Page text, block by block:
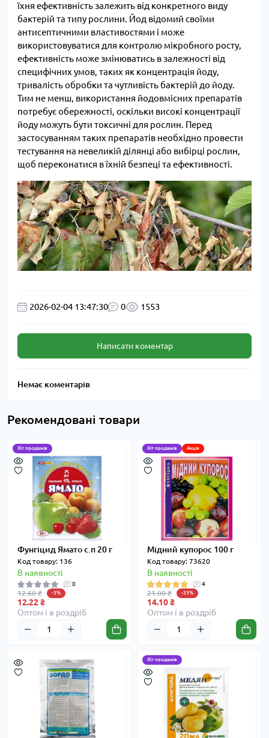
їхня ефективність залежить від конкретного виду
бактерій та типу рослини. Йод відомий своїми
антисептичними властивостями і може
використовуватися для контролю мікробного росту,
ефективність може змінюватись в залежності від
специфічних умов, таких як концентрація йоду,
тривалість обробки та чутливість бактерій до йоду.
Тим не менш, використання йодовмісних препаратів
потребує обережності, оскільки високі концентрації
йоду можуть бути токсичні для рослин. Перед
застосуванням таких препаратів необхідно провести
тестування на невеликій ділянці або вибірці рослин,
щоб переконатися в їхній безпеці та ефективності.
2026-02-04 13:47:30 0 1553
Написати коментар
Немає коментарів
Рекомендовані товари
Хіт продажів
Фунгіцид Ямато с.п 20 г
Код товару: 136
В наявності
0
12.60 ₴ -3%
12.22 ₴
Оптом і в роздріб
Хіт продажів Акція
Мідний купорос 100 г
Код товару: 73620
В наявності
4
21.00 ₴ -33%
14.10 ₴
Оптом і в роздріб
Хіт продажів